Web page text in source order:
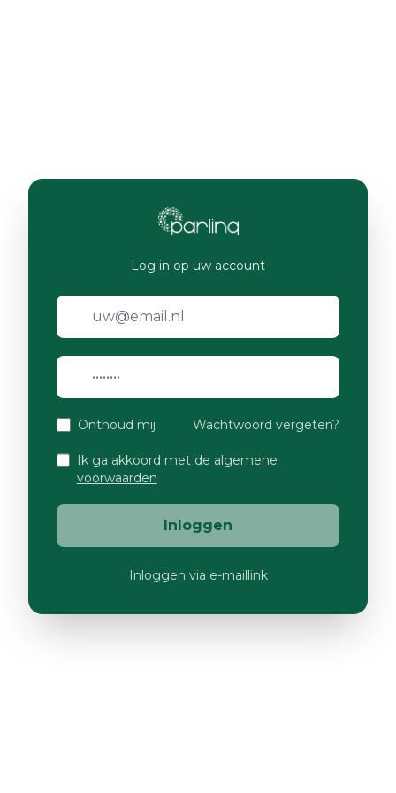
Log in op uw account
Onthoud mij Wachtwoord vergeten?
Ik ga akkoord met de algemene
voorwaarden
Inloggen
Inloggen via e-maillink